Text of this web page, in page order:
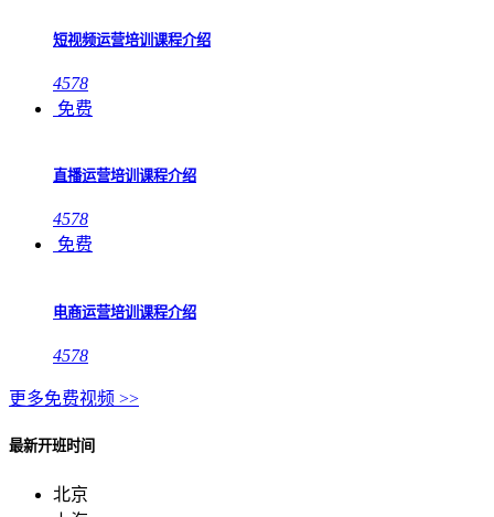
短视频运营培训课程介绍
4578
免费
直播运营培训课程介绍
4578
免费
电商运营培训课程介绍
4578
更多免费视频 >>
最新开班时间
北京